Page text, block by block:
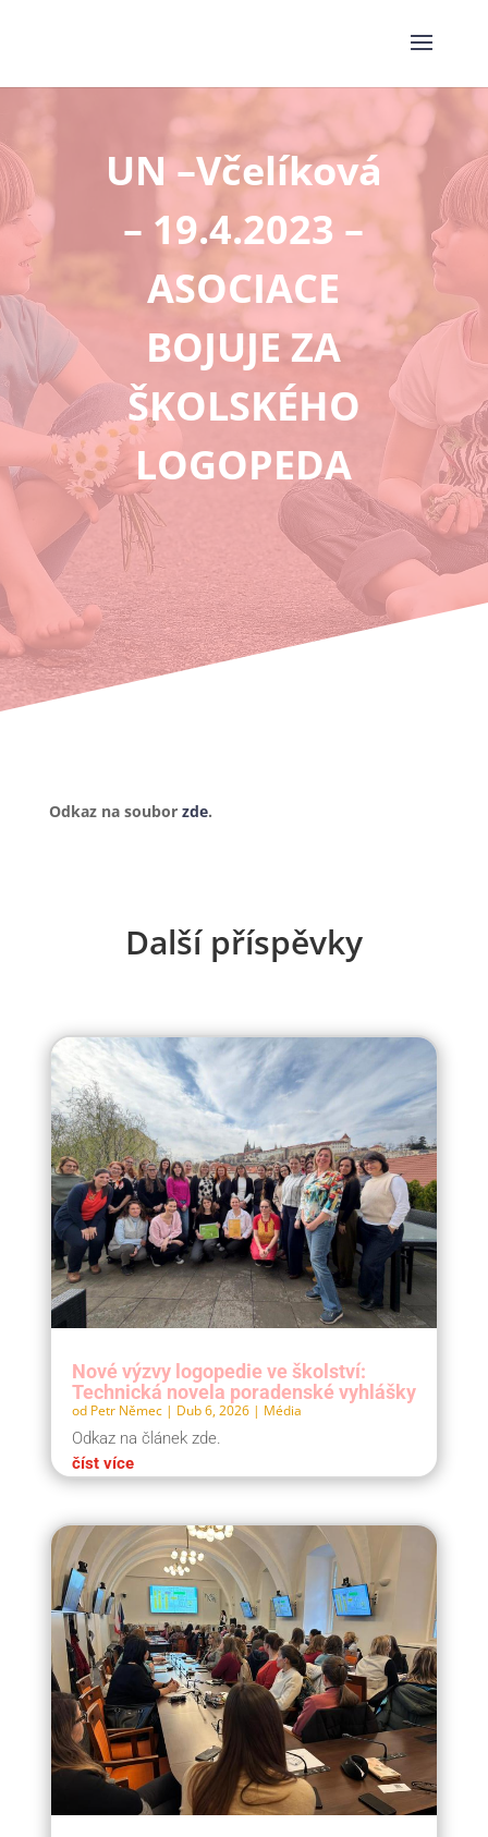
UN –Včelíková
– 19.4.2023 –
ASOCIACE
BOJUJE ZA
ŠKOLSKÉHO
LOGOPEDA
Odkaz na soubor zde.
Další příspěvky
Nové výzvy logopedie ve školství:
Technická novela poradenské vyhlášky
od Petr Němec| Dub 6, 2026| Média
Odkaz na článek zde.
číst více